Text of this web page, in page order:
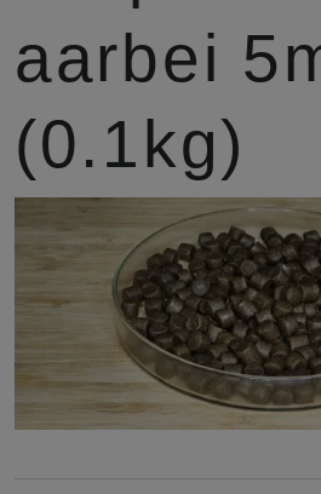
aarbei
(0.1kg)